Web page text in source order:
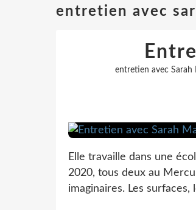
entretien avec
entretien avec Sarah
Elle travaille dans une
2020, tous deux au
imaginaires. Les surfaces,